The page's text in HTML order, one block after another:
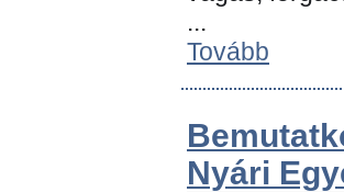
...
Tovább
Nyári